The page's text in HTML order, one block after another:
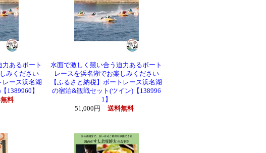
あるボート
みください
レース浜名湖
1389960】
料
水面で激しく競い合う迫力あるボート
レースを浜名湖でお楽しみください
【ふるさと納税】ボートレース浜名湖
の宿泊&観戦セット(ツイン)【138996
1】
51,000円
送料無料